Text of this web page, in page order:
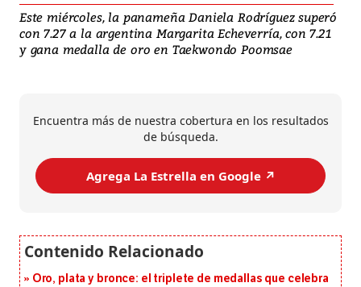
Este miércoles, la panameña Daniela Rodríguez superó
con 7.27 a la argentina Margarita Echeverría, con 7.21
y gana medalla de oro en Taekwondo Poomsae
Encuentra más de nuestra cobertura en los resultados
de búsqueda.
Agrega La Estrella en Google ↗️
Oro, plata y bronce: el triplete de medallas que celebra